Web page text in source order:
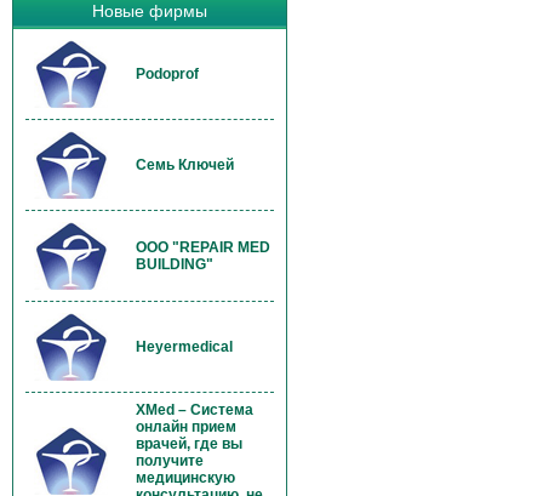
Новые фирмы
Podoprof
Семь Ключей
OOO "REPAIR MED
BUILDING"
Heyermedical
XMed – Система
онлайн прием
врачей, где вы
получите
медицинскую